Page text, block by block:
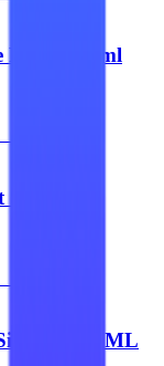
Polvo 454ml
170 ML